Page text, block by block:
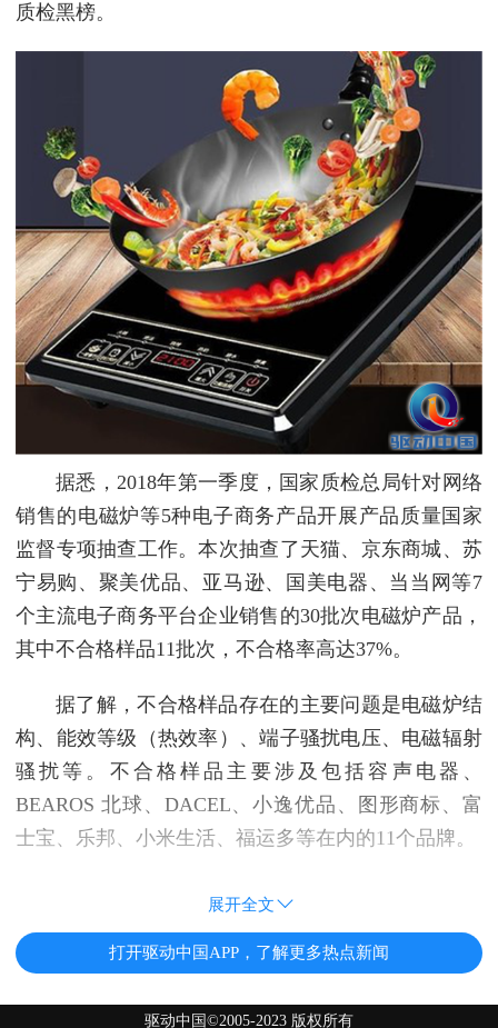
质检黑榜。
据悉，2018年第一季度，国家质检总局针对网络
销售的电磁炉等5种电子商务产品开展产品质量国家
监督专项抽查工作。本次抽查了天猫、京东商城、苏
宁易购、聚美优品、亚马逊、国美电器、当当网等7
个主流电子商务平台企业销售的30批次电磁炉产品，
其中不合格样品11批次，不合格率高达37%。
据了解，不合格样品存在的主要问题是电磁炉结
构、能效等级（热效率）、端子骚扰电压、电磁辐射
骚扰等。不合格样品主要涉及包括容声电器、
BEAROS 北球、DACEL、小逸优品、图形商标、富
士宝、乐邦、小米生活、福运多等在内的11个品牌。
展开全文
打开驱动中国APP，了解更多热点新闻
驱动中国©2005-2023 版权所有